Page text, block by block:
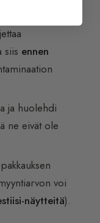
siis ennen
ja huolehdi
ne eivät ole
voi
näytteitä).